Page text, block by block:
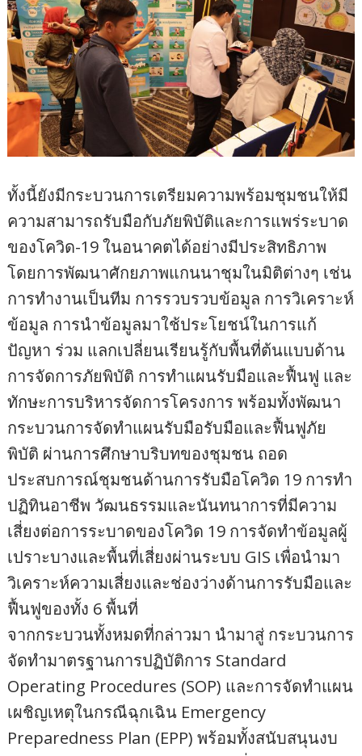
ทั้งนี้ยังมีกระบวนการเตรียมความพร้อมชุมชนให้มี
ความสามารถรับมือกับภัยพิบัติและการแพร่ระบาด
ของโควิด-19 ในอนาคตได้อย่างมีประสิทธิภาพ
โดยการพัฒนาศักยภาพแกนนาชุมในมิติต่างๆ เช่น
การทำงานเป็นทีม การรวบรวบข้อมูล การวิเคราะห์
ข้อมูล การนำข้อมูลมาใช้ประโยชน์ในการแก้
ปัญหา ร่วม แลกเปลี่ยนเรียนรู้กับพื้นที่ต้นแบบด้าน
การจัดการภัยพิบัติ การทำแผนรับมือและฟื้นฟู และ
ทักษะการบริหารจัดการโครงการ พร้อมทั้งพัฒนา
กระบวนการจัดทำแผนรับมือรับมือและฟื้นฟูภัย
พิบัติ ผ่านการศึกษาบริบทของชุมชน ถอด
ประสบการณ์ชุมชนด้านการรับมือโควิด 19 การทำ
ปฏิทินอาชีพ วัฒนธรรมและนันทนาการที่มีความ
เสี่ยงต่อการระบาดของโควิด 19 การจัดทำข้อมูลผู้
เปราะบางและพื้นที่เสี่ยงผ่านระบบ GIS เพื่อนำมา
วิเคราะห์ความเสี่ยงและช่องว่างด้านการรับมือและ
ฟื้นฟูของทั้ง 6 พื้นที่
จากกระบวนทั้งหมดที่กล่าวมา นำมาสู่ กระบวนการ
จัดทำมาตรฐานการปฏิบัติการ Standard
Operating Procedures (SOP) และการจัดทำแผน
เผชิญเหตุในกรณีฉุกเฉิน Emergency
Preparedness Plan (EPP) พร้อมทั้งสนับสนุนงบ